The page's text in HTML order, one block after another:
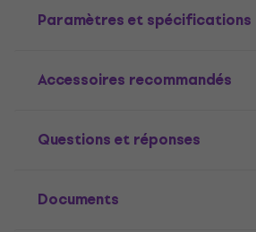
Paramètres et spécifications
Accessoires recommandés
Questions et réponses
Documents